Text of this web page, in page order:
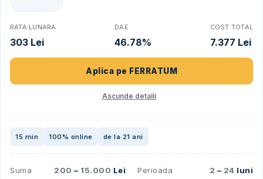
RATA LUNARA
303 Lei
DAE
46.78%
COST TOTAL
7.377 Lei
Aplica pe FERRATUM
Ascunde detalii
15 min 100% online de la 21 ani
Suma 200 – 15.000 Lei Perioada 2 – 24 luni